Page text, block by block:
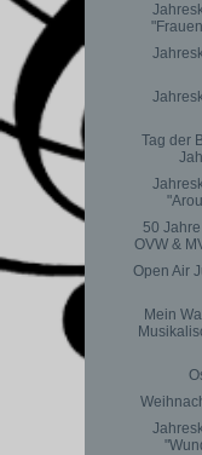
Tag der
50
OVW &
Open Air
Mein